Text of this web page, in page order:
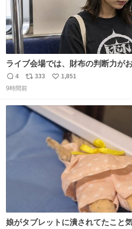
ライブ会場では、財布の判断力が
返
信
4
リ
ポ
ト
数
333
い
数
1,851
9時間前
娘がタブレットに潰されてたこと